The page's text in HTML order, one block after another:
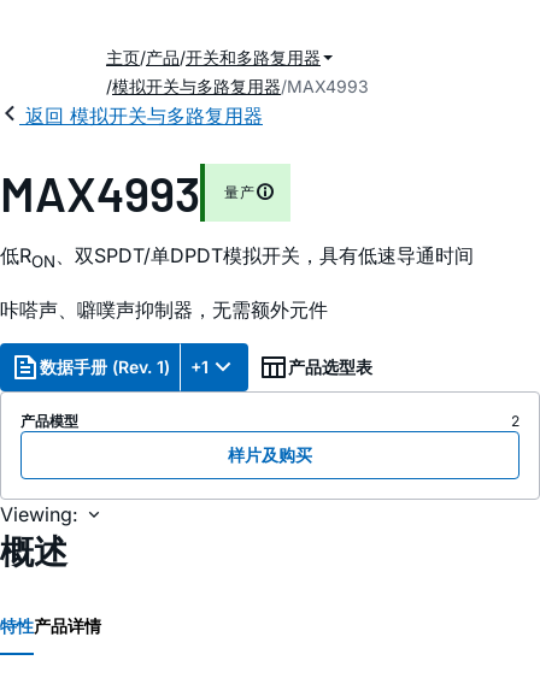
主页 产品 开关和多路复用器
模拟开关与多路复用器 MAX4993
返回 模拟开关与多路复用器
MAX4993 量产
低RON、双SPDT/单DPDT模拟开关，具有低速导通时间
咔嗒声、噼噗声抑制器，无需额外元件
数据手册 (Rev. 1) +1 产品选型表
产品模型 2
样片及购买
Viewing:
概述
特性产品详情